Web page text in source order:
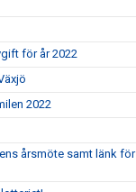
för år 2022
2022
årsmöte samt länk för